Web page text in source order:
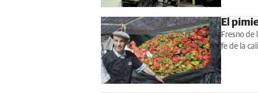
El
Fresno de
fe de la